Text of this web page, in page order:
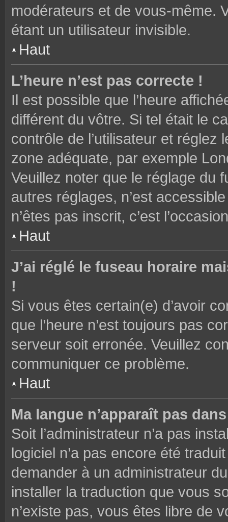
modérateurs et de vous-même.
étant un utilisateur invisible.
Haut
L’heure n’est pas correcte !
Il est possible que l’heure
différent du vôtre. Si tel était le
contrôle de l’utilisateur et
zone adéquate, par exemple
Veuillez noter que le réglage du
autres réglages, n’est
n’êtes pas inscrit, c’est
Haut
J’ai réglé le fuseau horaire
!
Si vous êtes certain(e) d’avoir
que l’heure n’est toujours pas
serveur soit erronée. Veuillez
communiquer ce problème.
Haut
Ma langue n’apparaît pas
Soit l’administrateur n’a pas
logiciel n’a pas encore été
demander à un administrateur
installer la traduction que vous
n’existe pas, vous êtes libre de